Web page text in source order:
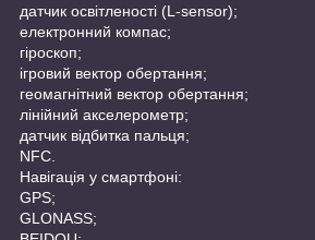
датчик освітленості (L-sensor);
електронний компас;
гіроскоп;
ігровий вектор обертання;
геомагнітний вектор обертання;
лінійний акселерометр;
датчик відбитка пальця;
NFC.
Навігація у смартфоні:
GPS;
GLONASS;